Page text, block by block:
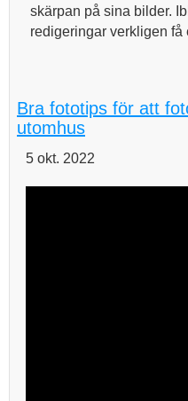
skärpan på sina bilder.
redigeringar verkligen få
Bra fototips för att
utomhus
5 okt. 2022